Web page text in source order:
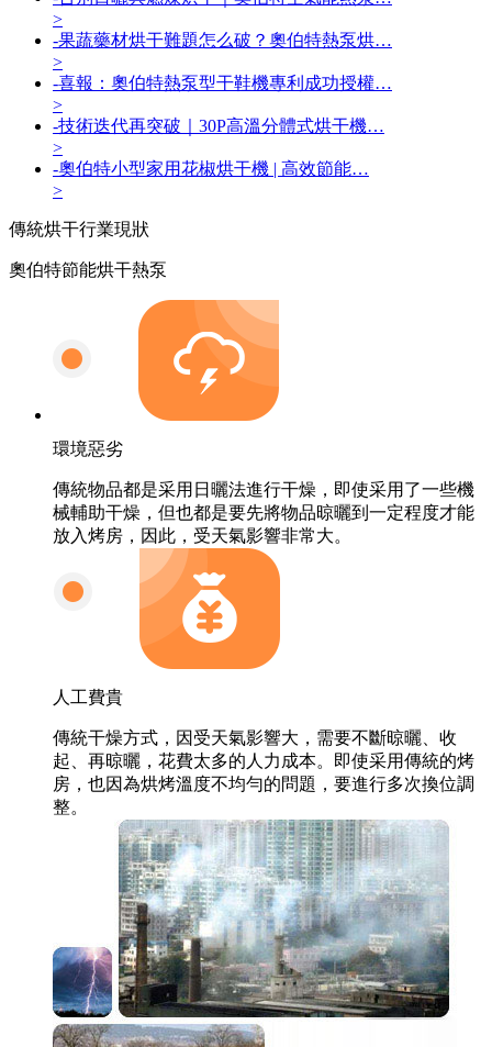
>
-果蔬藥材烘干難題怎么破？奧伯特熱泵烘…
>
-喜報：奧伯特熱泵型干鞋機專利成功授權…
>
-技術迭代再突破｜30P高溫分體式烘干機…
>
-奧伯特小型家用花椒烘干機 | 高效節能…
>
傳統烘干行業現狀
奧伯特節能烘干熱泵
環境惡劣
傳統物品都是采用日曬法進行干燥，即使采用了一些機
械輔助干燥，但也都是要先將物品晾曬到一定程度才能
放入烤房，因此，受天氣影響非常大。
人工費貴
傳統干燥方式，因受天氣影響大，需要不斷晾曬、收
起、再晾曬，花費太多的人力成本。即使采用傳統的烤
房，也因為烘烤溫度不均勻的問題，要進行多次換位調
整。